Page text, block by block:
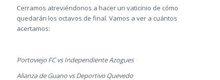
Cerramos atreviéndonos a hacer un vaticinio de cómo
quedarán los octavos de final. Vamos a ver a cuántos
acertamos:
Portoviejo FC vs Independiente Azogues
Alianza de Guano vs Deportivo Quevedo